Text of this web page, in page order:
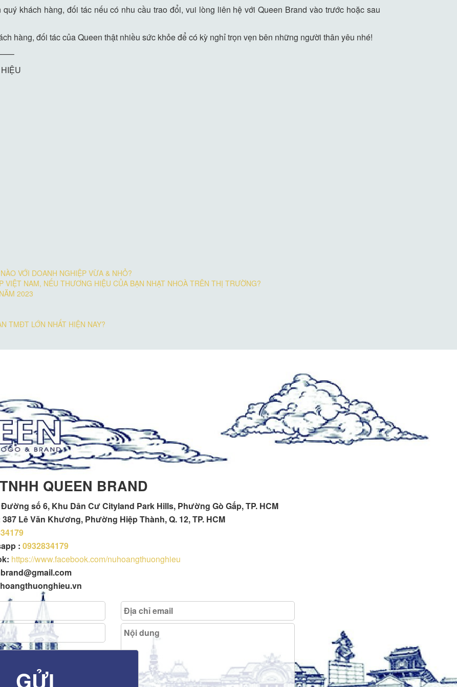
khách hàng, đối tác nếu có nhu cầu trao đổi, vui lòng liên hệ với Queen Brand vào trước hoặc sau
hàng, đối tác của Queen thật nhiều sức khỏe để có kỳ nghỉ trọn vẹn bên những người thân yêu nhé!
VỚI DOANH NGHIỆP VỪA & NHỎ?
NAM, NẾU THƯƠNG HIỆU CỦA BẠN NHẠT NHOÀ TRÊN THỊ TRƯỜNG?
2023
TMĐT LỚN NHẤT HIỆN NAY?
QUEEN BRAND
số 6, Khu Dân Cư Cityland Park Hills, Phường Gò Gấp, TP. HCM
Lê Văn Khương, Phường Hiệp Thành, Q. 12, TP. HCM
:0932834179
https://www.facebook.com/nuhoangthuonghieu